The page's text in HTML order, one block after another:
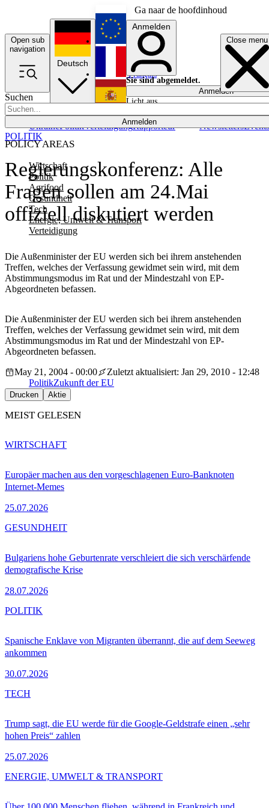
Ga naar de hoofdinhoud
Open sub
navigation
Close menu
Suchen
Anmelden
POLICY AREAS
Wirtschaft
Politik
Agrifood
Gesundheit
Tech
Energie, Umwelt & Transport
Verteidigung
UkrainePolitikVerteidigungRapporteur NewslettersEvents
Deutsch
English
Français
Anmelden
Sie sind abgemeldet.
Anmelden
Licht aus
Regierungskonferenz: Alle
Fragen sollen am 24.Mai
offiziell diskutiert werden
Die Außenminister der EU werden sich bei ihrem anstehenden
Treffen, welches der Verfassung gewidmet sein wird, mit dem
Abstimmungsmodus im Rat und der Mindestzahl von EP-
Abgeordneten befassen.
POLITIK
Die Außenminister der EU werden sich bei ihrem anstehenden
Treffen, welches der Verfassung gewidmet sein wird, mit dem
Abstimmungsmodus im Rat und der Mindestzahl von EP-
Abgeordneten befassen.
May 21, 2004 - 00:00
Zuletzt aktualisiert: Jan 29, 2010 - 12:48
PolitikZukunft der EU
Drucken Aktie
MEIST GELESEN
Europäer machen aus den vorgeschlagenen Euro-Banknoten
Internet-Memes
25.07.2026
WIRTSCHAFT
Bulgariens hohe Geburtenrate verschleiert die sich verschärfende
demografische Krise
28.07.2026
GESUNDHEIT
Spanische Enklave von Migranten überrannt, die auf dem Seeweg
ankommen
30.07.2026
POLITIK
Trump sagt, die EU werde für die Google-Geldstrafe einen „sehr
hohen Preis“ zahlen
25.07.2026
TECH
ENERGIE, UMWELT & TRANSPORT